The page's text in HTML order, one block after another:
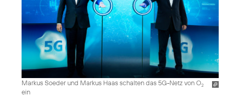
Markus Soeder und Markus Haas schalten das 5G-Netz von O2
ein